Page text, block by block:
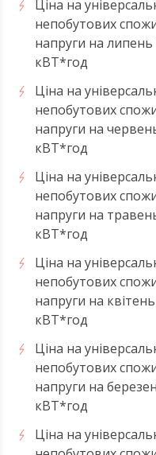
Ціна на
непобутових
напруги на
кВТ*год
Ціна на
непобутових
напруги на
кВТ*год
Ціна на
непобутових
напруги на
кВТ*год
Ціна на
непобутових
напруги на
кВТ*год
Ціна на
непобутових
напруги на
кВТ*год
Ціна на